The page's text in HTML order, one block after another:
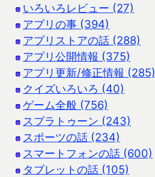
いろいろレビュー (27)
アプリの事 (394)
アプリストアの話 (288)
アプリ公開情報 (375)
アプリ更新/修正情報 (285)
クイズいろいろ (40)
ゲーム全般 (756)
スプラトゥーン (243)
スポーツの話 (234)
スマートフォンの話 (600)
タブレットの話 (105)